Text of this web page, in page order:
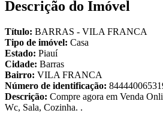
Descrição do Imóvel
Título: BARRAS - VILA FRANCA
Tipo de imóvel: Casa
Estado: Piauí
Cidade: Barras
Bairro: VILA FRANCA
Número de identificação:
Descrição: Compre agora em Venda
Wc, Sala, Cozinha. .